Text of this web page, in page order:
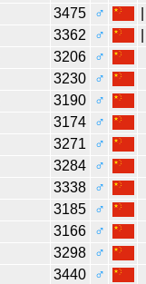
3475 ♂
3362 ♂
3206
♂
3230
♂
3190
♂
3174
♂
3271
♂
3284
♂
3338
♂
3185
♂
3166
♂
3298
♂
3440
♂